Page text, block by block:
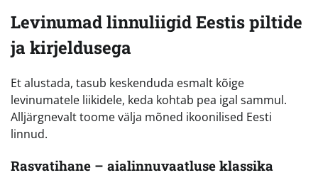
Levinumad linnuliigid Eestis piltide
ja kirjeldusega
Et alustada, tasub keskenduda esmalt kõige
levinumatele liikidele, keda kohtab pea igal sammul.
Alljärgnevalt toome välja mõned ikoonilised Eesti
linnud.
Rasvatihane – aialinnuvaatluse klassika